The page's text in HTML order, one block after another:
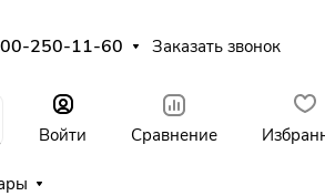
250-11-60 Заказать звонок
Войти Сравнение